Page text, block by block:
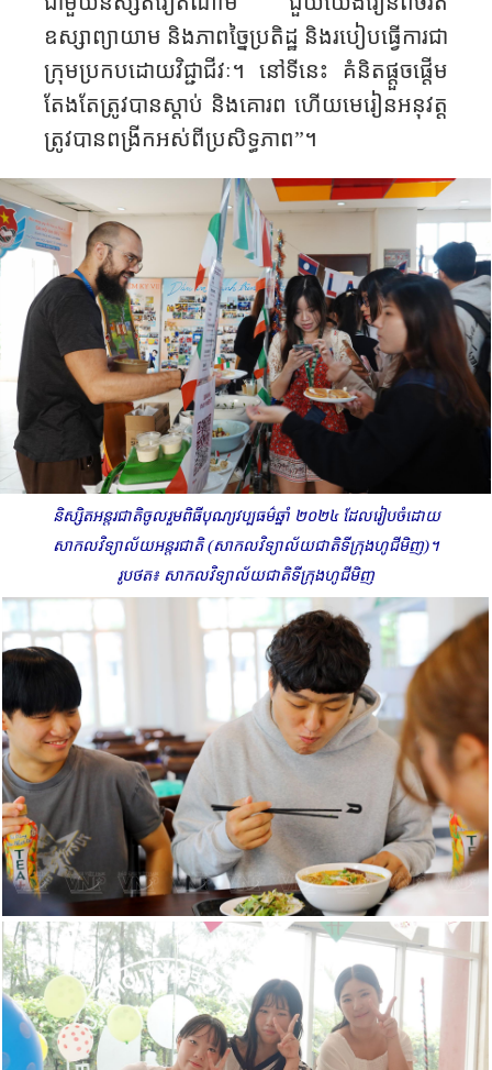
ឧស្សាព្យាយាម និងភាពច្នៃប្រតិដ្ឋ និងរបៀប​ធ្វើការជា
ក្រុមប្រកបដោយវិជ្ជាជីវៈ។ នៅទីនេះ ​គំនិតផ្តួចផ្តើម
តែងតែត្រូវបានស្តាប់ និងគោរព ហើយមេរៀនអនុវត្ត​
ត្រូវបានពង្រីកអស់ពីប្រសិទ្ធភាព”។
និស្សិតអន្តរជាតិចូលរួមពិធីបុណ្យវប្បធម៌ឆ្នាំ ២០២៤ ដែលរៀបចំដោយ
សាកលវិទ្យាល័យអន្តរជាតិ (សាកលវិទ្យាល័យជាតិទីក្រុងហូជីមិញ)។
រូបថត៖ សាកលវិទ្យាល័យជាតិទីក្រុងហូជីមិញ